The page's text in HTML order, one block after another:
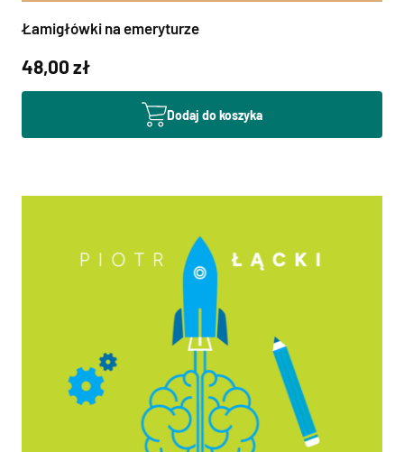
Łamigłówki na emeryturze
48,00 zł
Dodaj do koszyka